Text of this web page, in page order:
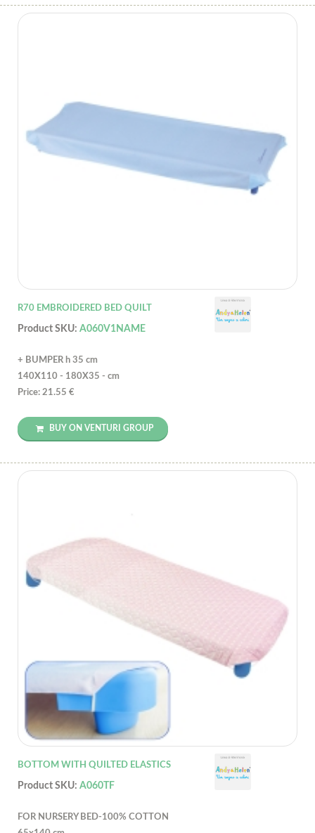
R70 EMBROIDERED BED QUILT
Product SKU: A060V1NAME
+ BUMPER h 35 cm
140X110 - 180X35 - cm
Price: 21.55 €
BUY ON VENTURI GROUP
BOTTOM WITH QUILTED ELASTICS
Product SKU: A060TF
FOR NURSERY BED-100% COTTON